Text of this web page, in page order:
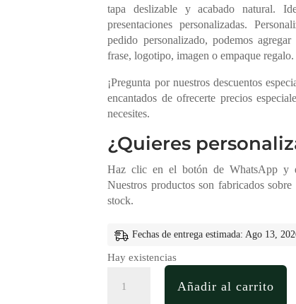
tapa deslizable y acabado natural.
presentaciones personalizadas.
pedido personalizado, podemos
frase, logotipo, imagen o empaque regalo.
¡Pregunta por nuestros descuentos
encantados de ofrecerte precios
necesites.
¿Quieres
Haz clic en el botón de WhatsApp y
Nuestros productos son fabricados
stock.
Fechas de entrega estimada: Ago 13,
Hay existencias
Añadir al carrito